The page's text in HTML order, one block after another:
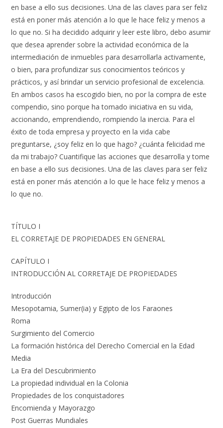
en base a ello sus decisiones. Una de las claves para ser feliz
está en poner más atención a lo que le hace feliz y menos a
lo que no. Si ha decidido adquirir y leer este libro, debo asumir
que desea aprender sobre la actividad económica de la
intermediación de inmuebles para desarrollarla activamente,
o bien, para profundizar sus conocimientos teóricos y
prácticos, y así brindar un servicio profesional de excelencia.
En ambos casos ha escogido bien, no por la compra de este
compendio, sino porque ha tomado iniciativa en su vida,
accionando, emprendiendo, rompiendo la inercia. Para el
éxito de toda empresa y proyecto en la vida cabe
preguntarse, ¿soy feliz en lo que hago? ¿cuánta felicidad me
da mi trabajo? Cuantifique las acciones que desarrolla y tome
en base a ello sus decisiones. Una de las claves para ser feliz
está en poner más atención a lo que le hace feliz y menos a
lo que no.
TÍTULO I
EL CORRETAJE DE PROPIEDADES EN GENERAL
CAPÍTULO I
INTRODUCCIÓN AL CORRETAJE DE PROPIEDADES
Introducción
Mesopotamia, Sumer(ia) y Egipto de los Faraones
Roma
Surgimiento del Comercio
La formación histórica del Derecho Comercial en la Edad
Media
La Era del Descubrimiento
La propiedad individual en la Colonia
Propiedades de los conquistadores
Encomienda y Mayorazgo
Post Guerras Mundiales